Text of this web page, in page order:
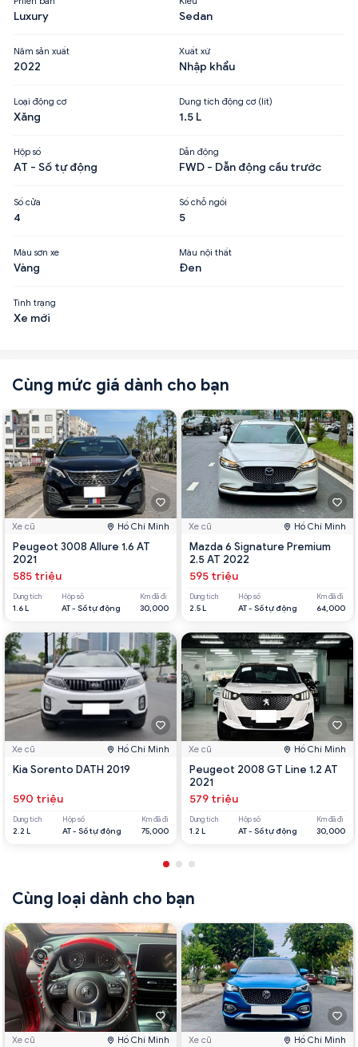
Luxury Sedan
Năm sản xuất
2022
Xuất xứ
Nhập khẩu
Loại động cơ
Xăng
Dung tích động cơ (lít)
1.5 L
Hộp số
AT - Số tự động
Dẫn động
FWD - Dẫn động cầu trước
Số cửa
4
Số chỗ ngồi
5
Màu sơn xe
Vàng
Màu nội thất
Đen
Tình trạng
Xe mới
Cùng mức giá dành cho bạn
Xe cũ Hồ Chí Minh
Peugeot 3008 Allure 1.6 AT
2021
585 triệu
Dung tích
1.6 L
Hộp số
AT - Số tự động
Km đã đi
30,000
Xe cũ Hồ Chí Minh
Kia Sorento DATH 2019
590 triệu
Dung tích
2.2 L
Hộp số
AT - Số tự động
Km đã đi
75,000
Xe cũ Hồ Chí Minh
Mazda 6 Signature Premium
2.5 AT 2022
595 triệu
Dung tích
2.5 L
Hộp số
AT - Số tự động
Km đã đi
64,000
Xe cũ Hồ Chí Minh
Peugeot 2008 GT Line 1.2 AT
2021
579 triệu
Dung tích
1.2 L
Hộp số
AT - Số tự động
Km đã đi
30,000
Cùng loại dành cho bạn
Xe cũ Hồ Chí Minh Xe cũ Hồ Chí Minh